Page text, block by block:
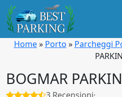
Home» Porto » Parcheggi
BOGMAR